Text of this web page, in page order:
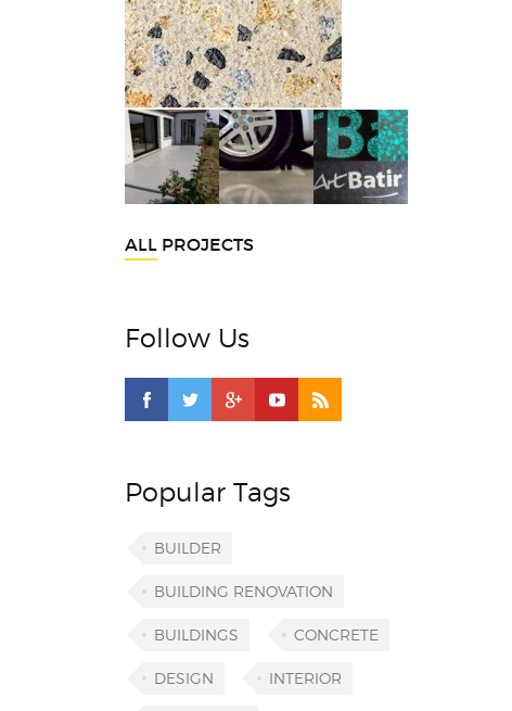
ALL PROJECTS
Follow Us
Popular Tags
BUILDER
BUILDING RENOVATION
BUILDINGS CONCRETE
DESIGN INTERIOR